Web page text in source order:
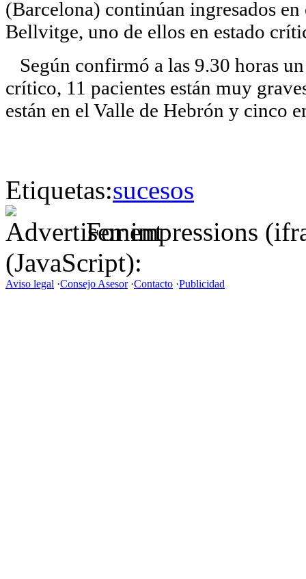
(Barcelona) continúan ingresados
Bellvitge, uno de ellos en estado
Según confirmó a las 9.30 horas
crítico, 11 pacientes están muy
están en el Valle de Hebrón y cinco
Etiquetas:sucesos
For impressions
(JavaScript):
Aviso legal ·Consejo Asesor·Contacto ·Publicidad